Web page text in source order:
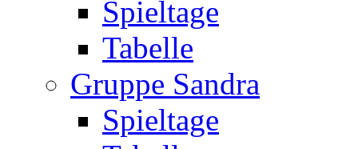
Spieltage
Tabelle
Gruppe Sandra
Spieltage